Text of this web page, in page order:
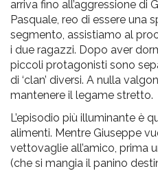
arriva fino all’aggressione di
Pasquale, reo di essere una
segmento, assistiamo al
i due ragazzi. Dopo aver
piccoli protagonisti sono
di ‘clan’ diversi. A nulla
mantenere il legame stretto.
L’episodio più illuminante è
alimenti. Mentre Giuseppe
vettovaglie all’amico, prima
(che si mangia il panino